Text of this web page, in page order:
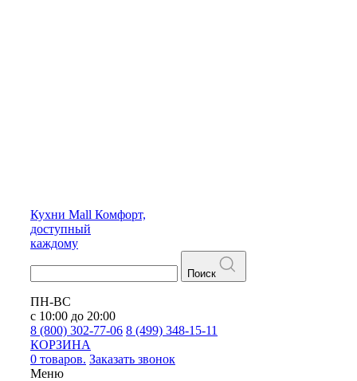
Кухни Mall Комфорт,
доступный
каждому
Поиск
ПН-ВС
с 10:00 до 20:00
8 (800) 302-77-06 8 (499) 348-15-11
КОРЗИНА
0 товаров. Заказать звонок
Меню